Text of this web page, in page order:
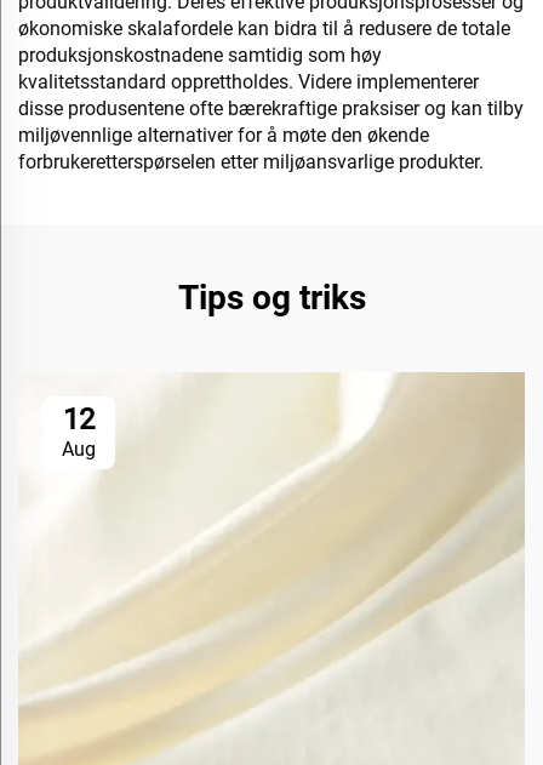
økonomiske skalafordele kan bidra til å redusere de totale
produksjonskostnadene samtidig som høy
kvalitetsstandard opprettholdes. Videre implementerer
disse produsentene ofte bærekraftige praksiser og kan tilby
miljøvennlige alternativer for å møte den økende
forbrukeretterspørselen etter miljøansvarlige produkter.
Tips og triks
12
Aug